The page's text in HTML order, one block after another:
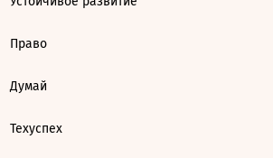
Право
Думай
Техуспех